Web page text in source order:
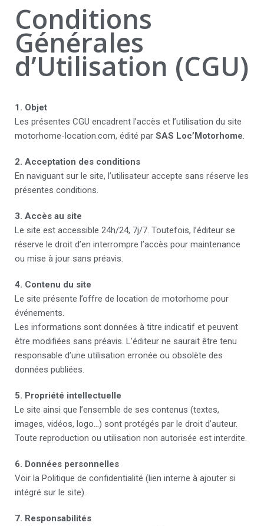
Conditions
Générales
d’Utilisation (CGU)
1. Objet
Les présentes CGU encadrent l’accès et l’utilisation du site
motorhome-location.com, édité par SAS Loc’Motorhome.
2. Acceptation des conditions
En naviguant sur le site, l’utilisateur accepte sans réserve les
présentes conditions.
3. Accès au site
Le site est accessible 24h/24, 7j/7. Toutefois, l’éditeur se
réserve le droit d’en interrompre l’accès pour maintenance
ou mise à jour sans préavis.
4. Contenu du site
Le site présente l’offre de location de motorhome pour
événements.
Les informations sont données à titre indicatif et peuvent
être modifiées sans préavis. L’éditeur ne saurait être tenu
responsable d’une utilisation erronée ou obsolète des
données publiées.
5. Propriété intellectuelle
Le site ainsi que l’ensemble de ses contenus (textes,
images, vidéos, logo…) sont protégés par le droit d’auteur.
Toute reproduction ou utilisation non autorisée est interdite.
6. Données personnelles
Voir la Politique de confidentialité (lien interne à ajouter si
intégré sur le site).
7. Responsabilités